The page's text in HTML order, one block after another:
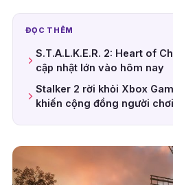
ĐỌC THÊM
S.T.A.L.K.E.R. 2: Heart of
cập nhật lớn vào hôm nay
Stalker 2 rời khỏi Xbox
khiến cộng đồng người